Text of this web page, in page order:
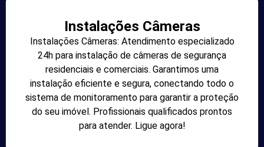
Instalações Câmeras
Instalações Câmeras: Atendimento especializado
24h para instalação de câmeras de segurança
residenciais e comerciais. Garantimos uma
instalação eficiente e segura, conectando todo o
sistema de monitoramento para garantir a proteção
do seu imóvel. Profissionais qualificados prontos
para atender. Ligue agora!